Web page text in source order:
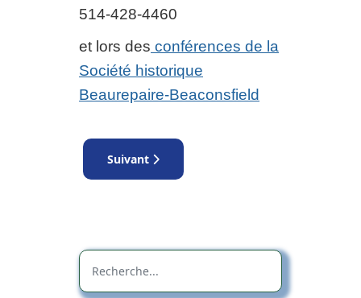
514-428-4460
et lors des conférences de la
Société historique
Beaurepaire-Beaconsfield
Article suivant : Livre - Beaconsfield et
Suivant